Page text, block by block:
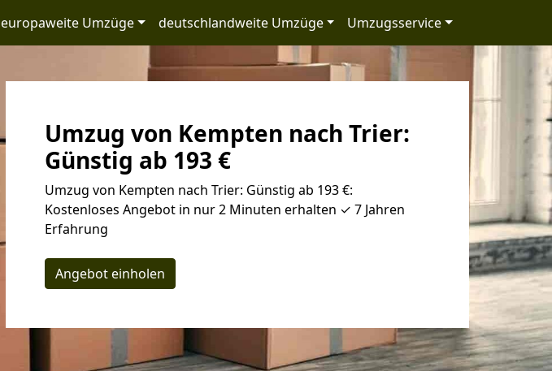
europaweite Umzüge deutschlandweite Umzüge Umzugsservice
Umzug von Kempten nach Trier:
Günstig ab 193 €
Umzug von Kempten nach Trier: Günstig ab 193 €:
Kostenloses Angebot in nur 2 Minuten erhalten ✓ 7 Jahren
Erfahrung
Angebot einholen